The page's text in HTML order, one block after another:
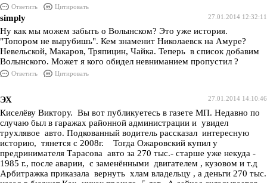
Ответить
Цитировать
27.01.2014 12:32:11
simply
Ну как мы можем забыть о Волынском? Это уже история.
"Топором не вырубишь". Кем знаменит Николаевск на Амуре?
Невельской, Макаров, Тряпицин, Чайка. Теперь в список добавим
Волынского. Может я кого обидел невниманием пропустил ?
Ответить Цитировать
27.01.2014 14:10:46
ЭХ
Киселёву Виктору. Вы вот публикуетесь в газете МП. Недавно по
случаю был в гаражах районной администрации и увидел
трухлявое авто. Подкованный водитель рассказал интересную
историю, тянется с 2008г. Тогда Ожаровский купил у
предринимателя Тарасова авто за 270 тыс.- старше уже некуда -
1985 г., после аварии, с заменёнными двигателем , кузовом и т.д
Арбитражка приказала вернуть хлам владельцу , а деньги 270 тыс.